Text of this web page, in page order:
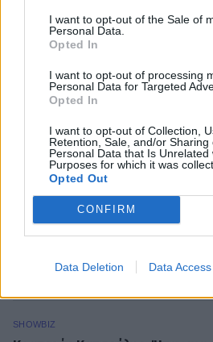
I want to opt-out of the Sale of
Personal Data.
Opted In
I want to opt-out of processing
Personal Data for Targeted
Opted In
I want to opt-out of Collection,
Retention, Sale, and/or Sharing
Personal Data that Is Unrelated
Purposes for which it was
Opted Out
CONFIRM
Data Deletion Data Access
το νέο Mobile
ΡΟΗ
Λίλα Μπακλέση – Παναγιώτης
Μαρκεζίνης: Έγιναν γονείς! Η
φωτό και το τρυφερό μήνυμα
SHOWBIZ